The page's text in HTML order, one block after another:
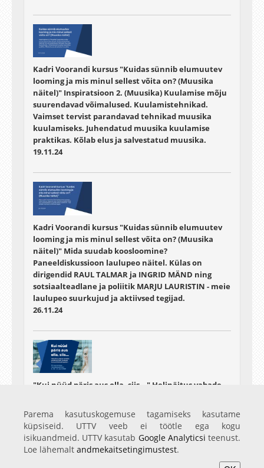
Kadri Voorandi kursus "Kuidas sünnib elumuutev
looming ja mis minul sellest võita on? (Muusika
näitel)" Inspiratsioon 2. (Muusika) Kuulamise mõju
suurendavad võimalused. Kuulamistehnikad.
Vaimset tervist parandavad tehnikad muusika
kuulamiseks. Juhendatud muusika kuulamise
praktikas. Kõlab elus ja salvestatud muusika.
19.11.24
Kadri Voorandi kursus "Kuidas sünnib elumuutev
looming ja mis minul sellest võita on? (Muusika
näitel)" Mida suudab koosloomine?
Paneeldiskussioon laulupeo näitel. Külas on
dirigendid RAUL TALMAR ja INGRID MÄND ning
sotsiaalteadlane ja poliitik MARJU LAURISTIN - meie
laulupeo suurkujud ja aktiivsed tegijad.
26.11.24
"Kui nüüd päris aus olla, siis..." Helinäitus vabade
lugudest
06.05.25
Parema kasutuskogemuse tagamiseks kasutame
küpsiseid. UTTV veeb ei töötle ega kogu
isikuandmeid. UTTV kasutab Google Analyticsi teenust.
Loe lähemalt andmekaitsetingimustest.